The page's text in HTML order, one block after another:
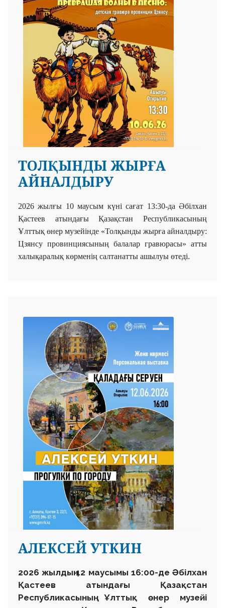
ТОЛҚЫНДЫ ЖЫРҒА
АЙНАЛДЫРУ
2026 жылғы 10 маусым күні сағат 13:30-да Әбілхан
Қастеев атындағы Қазақстан Республикасының
Ұлттық өнер музейінде «Толқынды жырға айналдыру:
Цзянсу провинциясының балалар гравюрасы» атты
халықаралық көрменің салтанатты ашылуы өтеді.
АЛЕКСЕЙ УТКИН
2026 жылдың 12 маусымы 16:00-де Әбілхан
Қастеев атындағы Қазақстан
Республикасының Ұлттық өнер музейі